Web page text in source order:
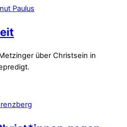
über Christsein in